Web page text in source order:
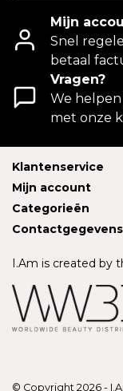
Mijn
Snel
betaal
Vragen?
We
met onze
Klantenservice
Mijn account
Categorieën
Contactgegevens
I.Am is created by
© Copyright 2026 -